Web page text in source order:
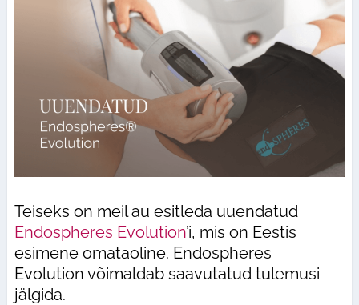
Teiseks on meil au esitleda uuendatud
Endospheres Evolution’i, mis on Eestis
esimene omataoline. Endospheres
Evolution võimaldab saavutatud tulemusi
jälgida.